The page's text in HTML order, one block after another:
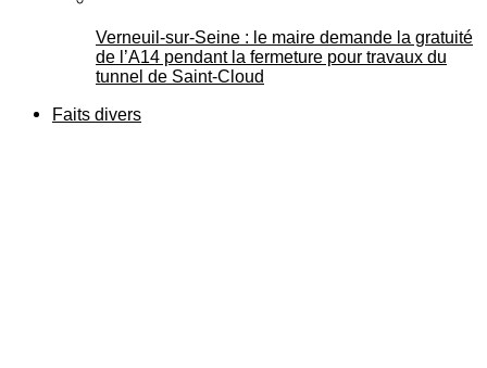
Verneuil-sur-Seine : le maire demande la gratuité
de l’A14 pendant la fermeture pour travaux du
tunnel de Saint-Cloud
Faits divers